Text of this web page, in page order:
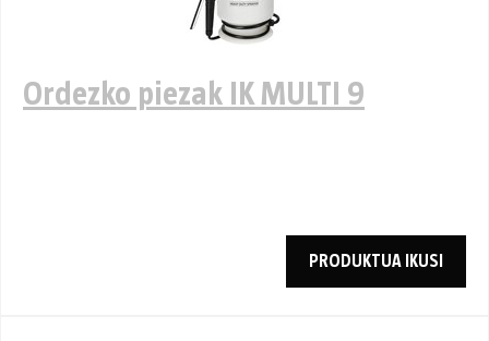
Ordezko piezak IK MULTI 9
PRODUKTUA IKUSI